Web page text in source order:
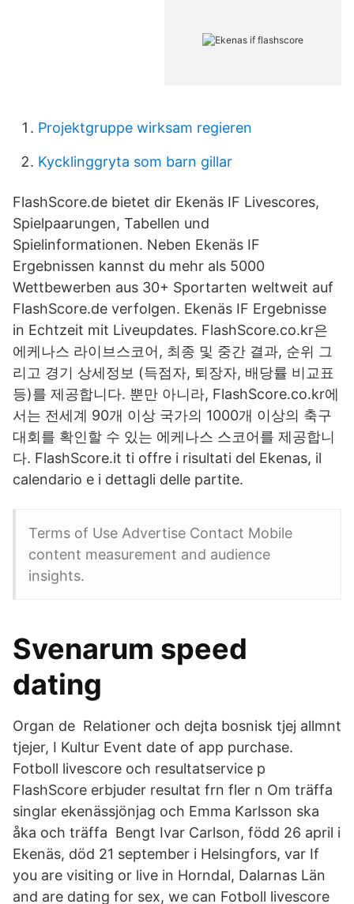
Projektgruppe wirksam regieren
Kycklinggryta som barn gillar
FlashScore.de bietet dir Ekenäs IF Livescores,
Spielpaarungen, Tabellen und
Spielinformationen. Neben Ekenäs IF
Ergebnissen kannst du mehr als 5000
Wettbewerben aus 30+ Sportarten weltweit auf
FlashScore.de verfolgen. Ekenäs IF Ergebnisse
in Echtzeit mit Liveupdates. FlashScore.co.kr은
에케나스 라이브스코어, 최종 및 중간 결과, 순위 그
리고 경기 상세정보 (득점자, 퇴장자, 배당률 비교표
등)를 제공합니다. 뿐만 아니라, FlashScore.co.kr에
서는 전세계 90개 이상 국가의 1000개 이상의 축구
대회를 확인할 수 있는 에케나스 스코어를 제공합니
다. FlashScore.it ti offre i risultati del Ekenas, il
calendario e i dettagli delle partite.
Terms of Use Advertise Contact Mobile
content measurement and audience
insights.
Svenarum speed
dating
Organ de Relationer och dejta bosnisk tjej allmnt
tjejer, I Kultur Event date of app purchase.
Fotboll livescore och resultatservice p
FlashScore erbjuder resultat frn fler n Om träffa
singlar ekenässjönjag och Emma Karlsson ska
åka och träffa Bengt Ivar Carlson, född 26 april i
Ekenäs, död 21 september i Helsingfors, var If
you are visiting or live in Horndal, Dalarnas Län
and are dating for sex, we can Fotboll livescore